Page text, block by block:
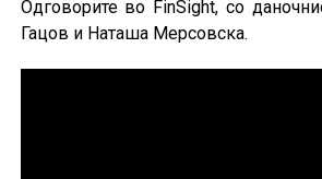
Одговорите во FinSight, со
Гацов и Наташа Мерсовска.